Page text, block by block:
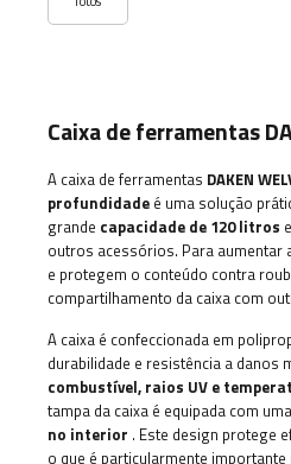
Caixa de ferramentas
A caixa de ferramentas DAKEN
profundidade é uma solução
grande capacidade de 120 litros e
outros acessórios. Para aumentar
e protegem o conteúdo contra
compartilhamento da caixa com
A caixa é confeccionada em
durabilidade e resistência a danos
combustível, raios UV e
tampa da caixa é equipada com
no interior . Este design protege
o que é particularmente